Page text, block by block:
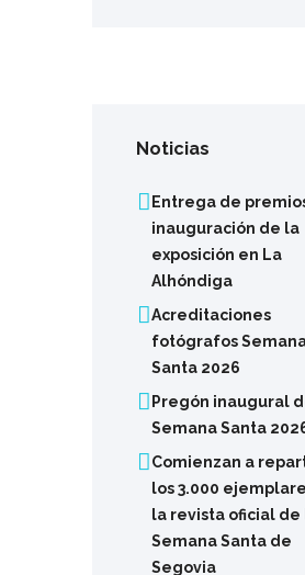
Noticias
Entrega de
inauguración de la
exposición en La
Alhóndiga
Acreditaciones
fotógrafos
Santa 2026
Pregón inaugural
Semana Santa
Comienzan a
los 3.000
la revista oficial de
Semana Santa de
Segovia